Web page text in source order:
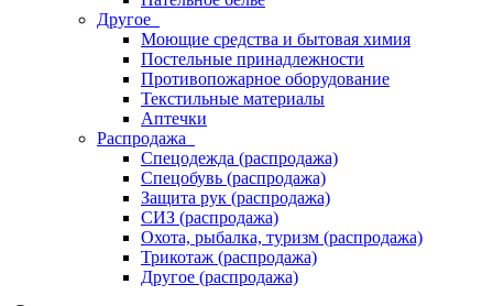
Другое
Моющие средства и бытовая химия
Постельные принадлежности
Противопожарное оборудование
Текстильные материалы
Аптечки
Распродажа
Спецодежда (распродажа)
Спецобувь (распродажа)
Защита рук (распродажа)
СИЗ (распродажа)
Охота, рыбалка, туризм (распродажа)
Трикотаж (распродажа)
Другое (распродажа)